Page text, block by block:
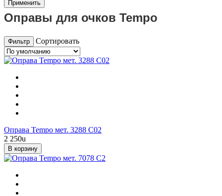
Оправы для очков Tempo
Фильтр Сортировать
Оправа Tempo мет. 3288 С02
2 250u
В корзину